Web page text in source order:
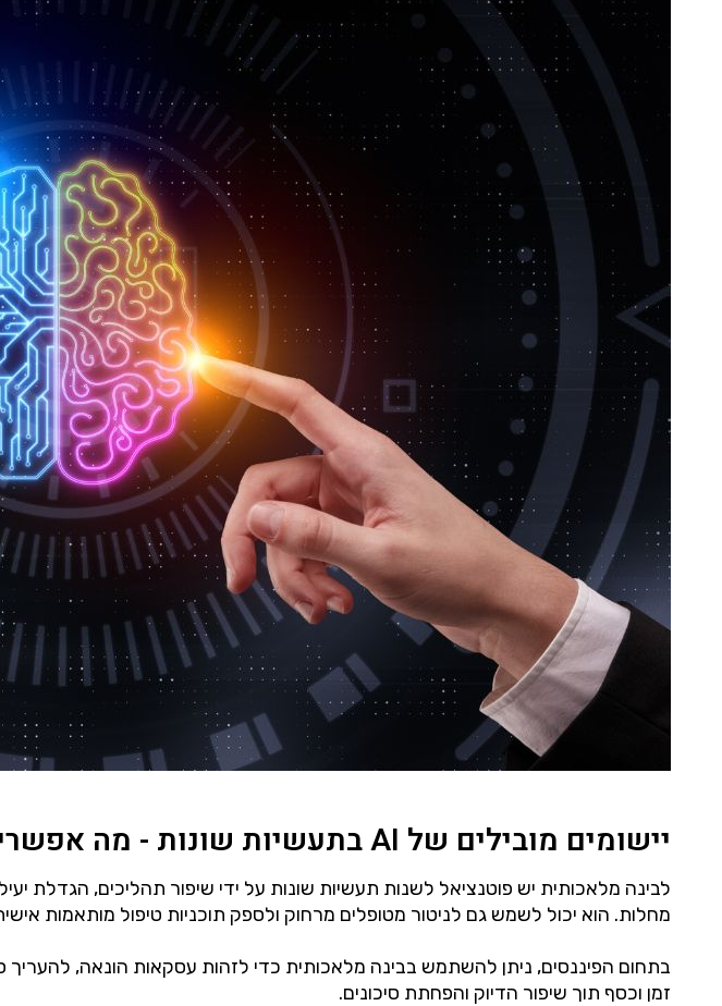
יישומים מובילים של AI בתעשיות שונות - מה אפשרי?
מחלות. הוא יכול לשמש גם לניטור מטופלים מרחוק ולספק תוכניות טיפול מותאמות
בתחום הפיננסים, ניתן להשתמש בבינה מלאכותית כדי לזהות עסקאות הונאה, להעריך
זמן וכסף תוך שיפור הדיוק והפחתת סיכונים.